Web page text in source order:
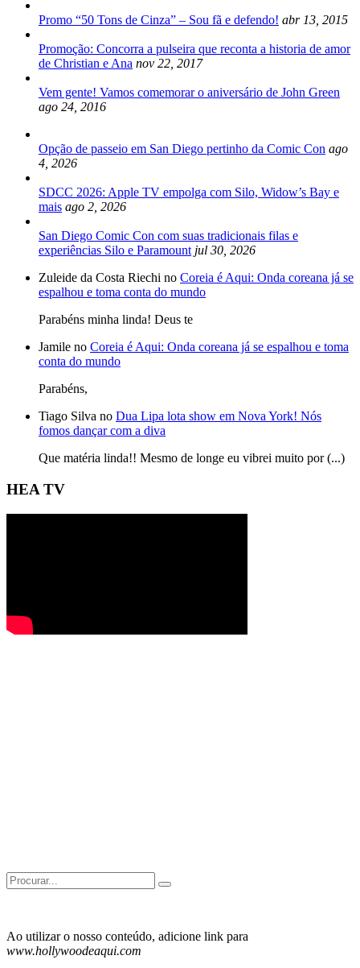
Promo “50 Tons de Cinza” – Sou fã e defendo! abr 13, 2015
Promoção: Concorra a pulseira que reconta a historia de amor
de Christian e Ana nov 22, 2017
Vem gente! Vamos comemorar o aniversário de John Green
ago 24, 2016
Opção de passeio em San Diego pertinho da Comic Con ago
4, 2026
SDCC 2026: Apple TV empolga com Silo, Widow’s Bay e
mais ago 2, 2026
San Diego Comic Con com suas tradicionais filas e
experiências Silo e Paramount jul 30, 2026
Zuleide da Costa Riechi no Coreia é Aqui: Onda coreana já se
espalhou e toma conta do mundo
Parabéns minha linda! Deus te
Jamile no Coreia é Aqui: Onda coreana já se espalhou e toma
conta do mundo
Parabéns,
Tiago Silva no Dua Lipa lota show em Nova York! Nós
fomos dançar com a diva
Que matéria linda!! Mesmo de longe eu vibrei muito por (...)
HEA TV
Search
for:
Ao utilizar o nosso conteúdo, adicione link para
www.hollywoodeaqui.com